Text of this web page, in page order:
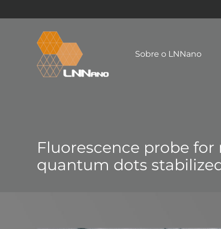
Sobre o LNNano
Fluorescence probe for
quantum dots